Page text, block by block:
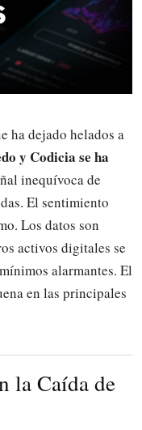
ha dejado helados a
y Codicia se ha
inequívoca de
El sentimiento
Los datos son
activos digitales se
alarmantes. El
en las principales
la Caída de